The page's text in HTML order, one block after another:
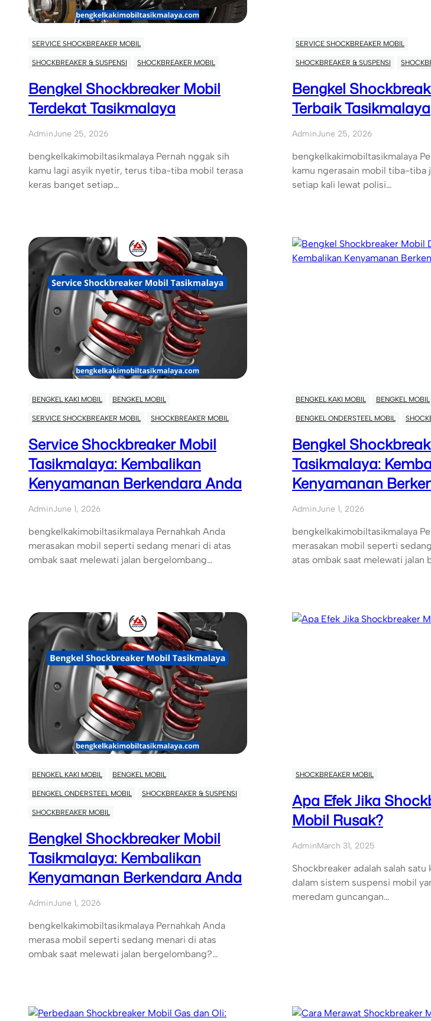
SERVICE SHOCKBREAKER MOBIL
SHOCKBREAKER & SUSPENSI SHOCKBREAKER MOBIL
Bengkel Shockbreaker Mobil
Terdekat Tasikmalaya
AdminJune 25, 2026
bengkelkakimobiltasikmalaya Pernah nggak sih
kamu lagi asyik nyetir, terus tiba-tiba mobil terasa
keras banget setiap…
SERVICE SHOCKBREAKER MOBIL
SHOCKBREAKER & SUSPENSI
Bengkel
Terbaik Tasikmalaya
AdminJune 25, 2026
bengkelkakimobiltasikmalaya
kamu ngerasain mobil tiba-tiba
setiap kali lewat polisi…
BENGKEL KAKI MOBIL BENGKEL MOBIL
SERVICE SHOCKBREAKER MOBIL SHOCKBREAKER MOBIL
Service Shockbreaker Mobil
Tasikmalaya: Kembalikan
Kenyamanan Berkendara Anda
AdminJune 1, 2026
bengkelkakimobiltasikmalaya Pernahkah Anda
merasakan mobil seperti sedang menari di atas
ombak saat melewati jalan bergelombang…
BENGKEL KAKI MOBIL BENGKEL MOBIL
BENGKEL ONDERSTEEL MOBIL
Bengkel
Tasikmalaya:
Kenyamanan
AdminJune 1, 2026
bengkelkakimobiltasikmalaya
merasakan mobil seperti
atas ombak saat melewati jalan
BENGKEL KAKI MOBIL BENGKEL MOBIL
BENGKEL ONDERSTEEL MOBIL SHOCKBREAKER & SUSPENSI
SHOCKBREAKER MOBIL
Bengkel Shockbreaker Mobil
Tasikmalaya: Kembalikan
Kenyamanan Berkendara Anda
AdminJune 1, 2026
bengkelkakimobiltasikmalaya Pernahkah Anda
merasa mobil seperti sedang menari di atas
ombak saat melewati jalan bergelombang?…
SHOCKBREAKER MOBIL
Apa Efek Jika
Mobil Rusak?
AdminMarch 31, 2025
Shockbreaker adalah salah
dalam sistem suspensi mobil
meredam guncangan…